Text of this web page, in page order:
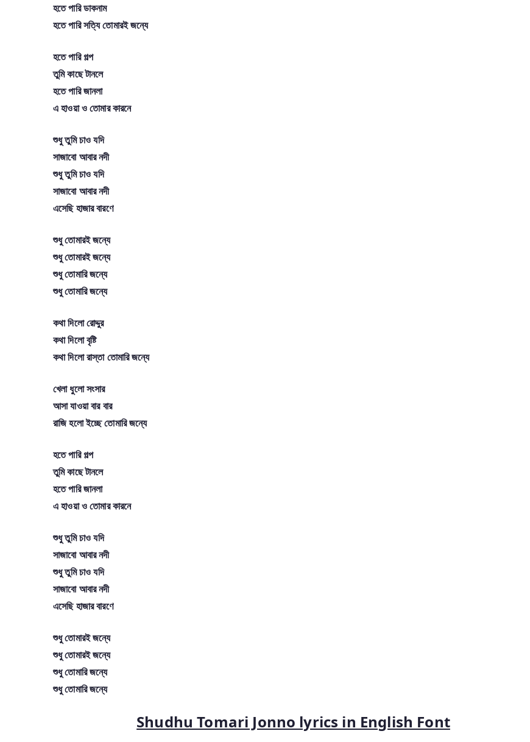
হতে পারি ডাকনাম
হতে পারি সত্যি তোমারই জন্যে
হতে পারি গল্প
তুমি কাছে টানলে
হতে পারি জানলা
এ হাওয়া ও তোমার কারনে
শুধু তুমি চাও যদি
সাজাবো আবার নদী
শুধু তুমি চাও যদি
সাজাবো আবার নদী
এসেছি হাজার বারণে
শুধু তোমারই জন্যে
শুধু তোমারই জন্যে
শুধু তোমারি জন্যে
শুধু তোমারি জন্যে
কথা দিলো রোদ্দুর
কথা দিলো বৃষ্টি
কথা দিলো রাস্তা তোমারি জন্যে
খেলা ধুলো সংসার
আসা যাওয়া বার বার
রাজি হলো ইচ্ছে তোমারি জন্যে
হতে পারি গল্প
তুমি কাছে টানলে
হতে পারি জানলা
এ হাওয়া ও তোমার কারনে
শুধু তুমি চাও যদি
সাজাবো আবার নদী
শুধু তুমি চাও যদি
সাজাবো আবার নদী
এসেছি হাজার বারণে
শুধু তোমারই জন্যে
শুধু তোমারই জন্যে
শুধু তোমারি জন্যে
শুধু তোমারি জন্যে
Shudhu Tomari Jonno lyrics in English Font